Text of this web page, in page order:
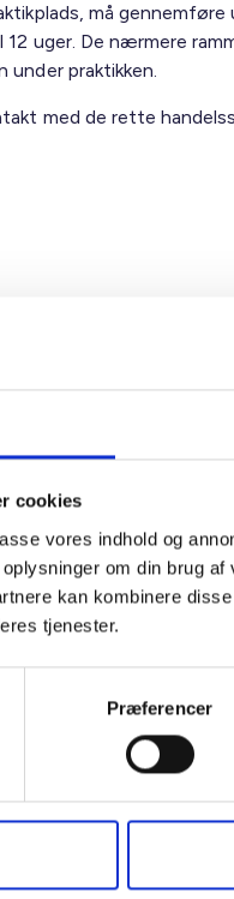
cookies
vores indhold og
om din brug
kan kombinere
tjenester.
Præferencer
må
uger. De nærmere
under praktikken.
med de rette
Madsen
direktør
88 18 77
bma@bl.dk